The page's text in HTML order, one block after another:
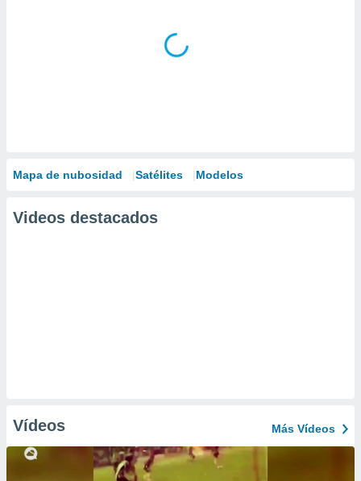
Mapa de nubosidad Satélites Modelos
Videos destacados
Vídeos Más Vídeos